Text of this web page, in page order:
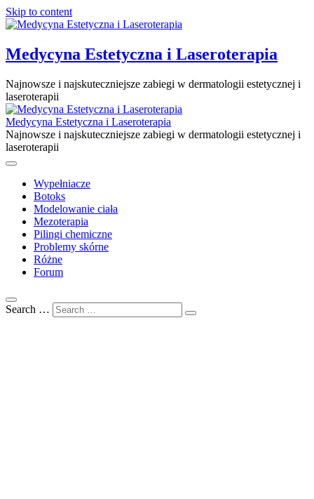
Skip to content
Medycyna Estetyczna i Laseroterapia
Najnowsze i najskuteczniejsze zabiegi w dermatologii estetycznej i
laseroterapii
Medycyna Estetyczna i Laseroterapia
Najnowsze i najskuteczniejsze zabiegi w dermatologii estetycznej i
laseroterapii
Wypełniacze
Botoks
Modelowanie ciała
Mezoterapia
Pilingi chemiczne
Problemy skórne
Różne
Forum
Search …